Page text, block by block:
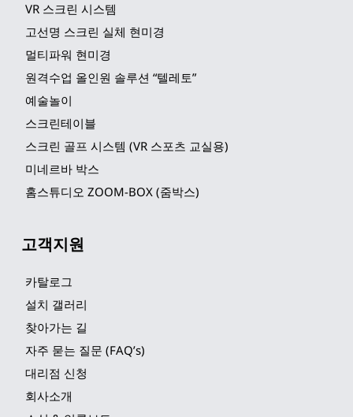
VR 스크린 시스템
고선명 스크린 실체 현미경
멀티파워 현미경
원격수업 올인원 솔루션 “텔레토”
예술놀이
스크린테이블
스크린 골프 시스템 (VR 스포츠 교실용)
미네르바 박스
홈스튜디오 ZOOM-BOX (줌박스)
고객지원
카탈로그
설치 갤러리
찾아가는 길
자주 묻는 질문 (FAQ’s)
대리점 신청
회사소개